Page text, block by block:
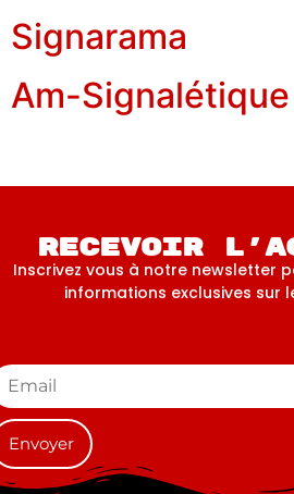
Signarama
Am-Signalétique
Recevoir
Inscrivez vous à notre newsletter
informations exclusives sur